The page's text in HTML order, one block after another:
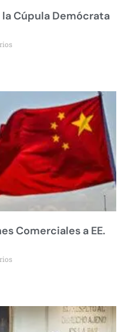
Cúpula Demócrata
Comerciales a EE.